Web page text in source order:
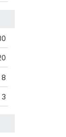
8
3